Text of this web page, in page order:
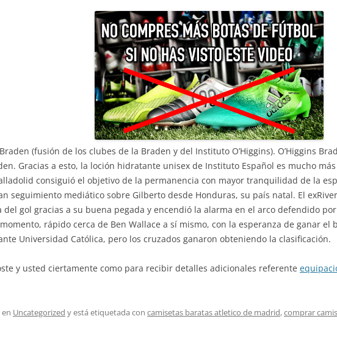
(fusión de los clubes de la Braden y del Instituto O’Higgins). O’Higgins
Gracias a esto, la loción hidratante unisex de Instituto Español es mucho
consiguió el objetivo de la permanencia con mayor tranquilidad de la
seguimiento mediático sobre Gilberto desde Honduras, su país natal. El
del gol gracias a su buena pegada y encendió la alarma en el arco defendido
rápido cerca de Ben Wallace a sí mismo, con la esperanza de ganar el
Universidad Católica, pero los cruzados ganaron obteniendo la clasificación.
y usted ciertamente como para recibir detalles adicionales referente
Uncategorized y está etiquetada con camisetas baratas atletico de madrid,comprar